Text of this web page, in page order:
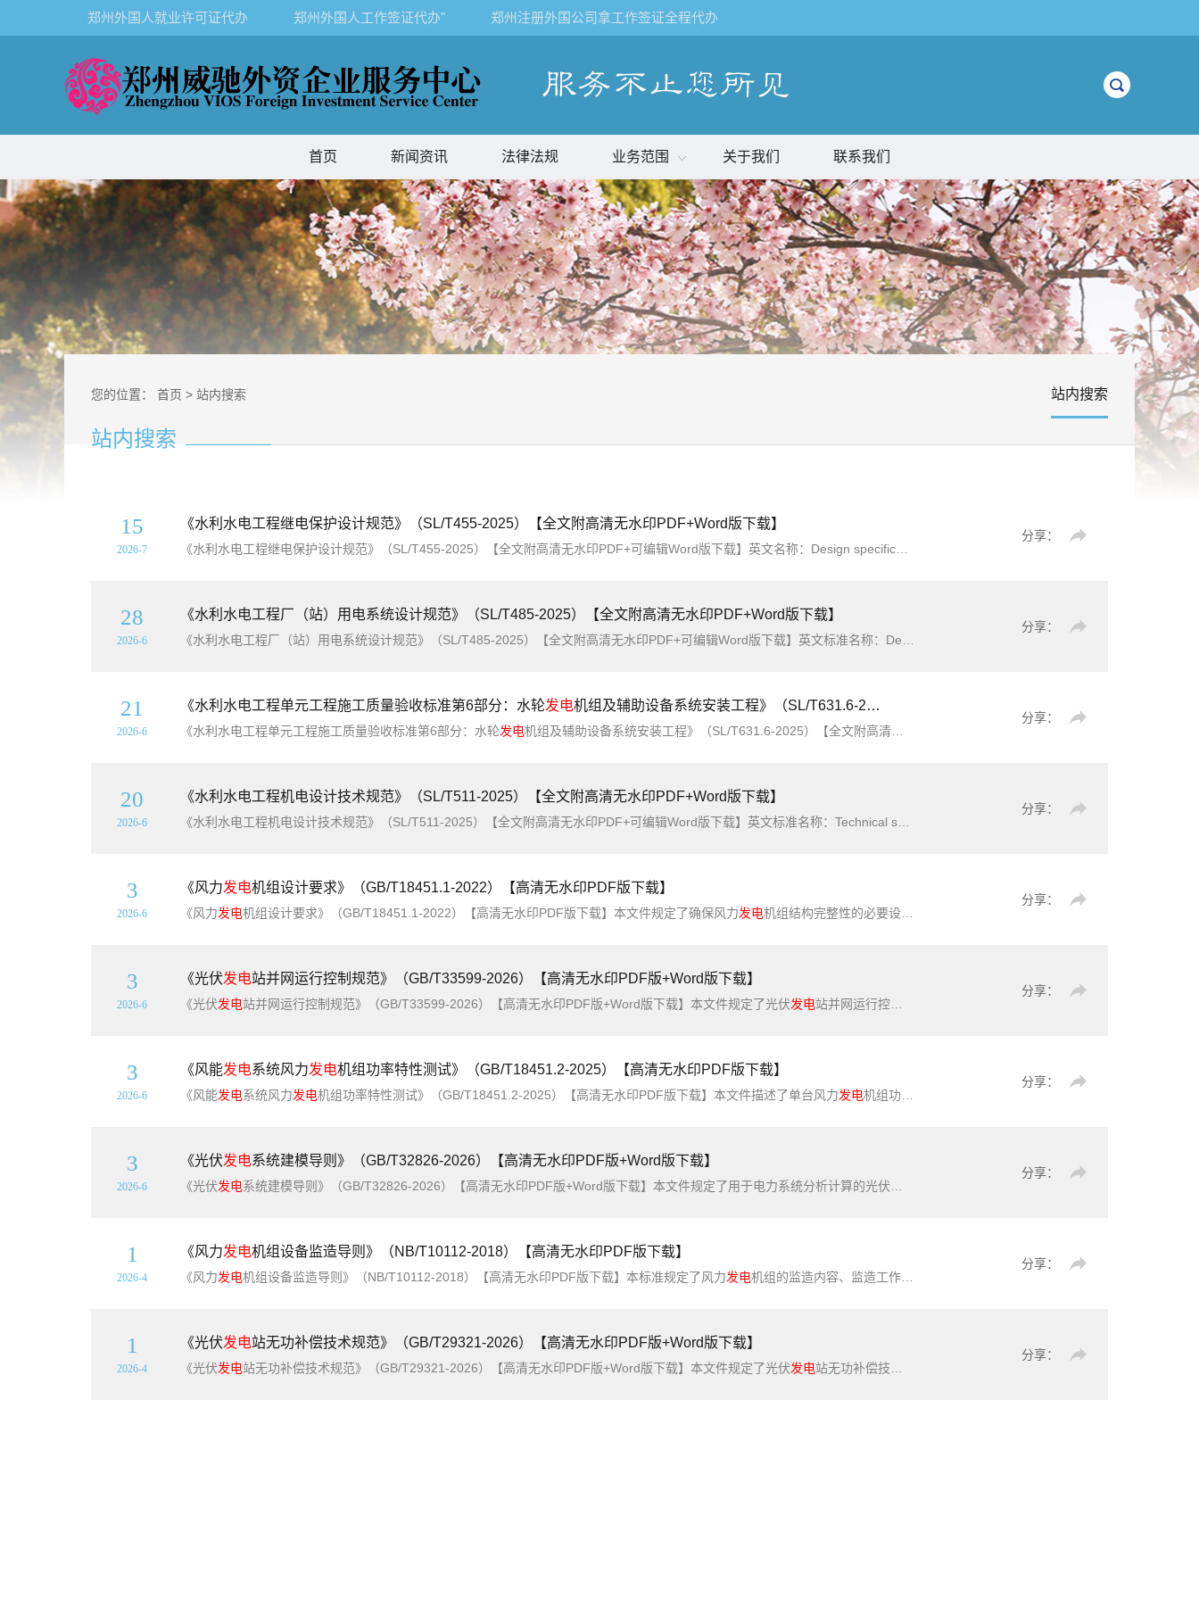
郑州外国人就业许可证代办 郑州外国人工作签证代办" 郑州注册外国公司拿工作签证全程代办
首页 新闻资讯 法律法规 业务范围 关于我们 联系我们
您的位置： 首页 > 站内搜索 站内搜索
站内搜索
15
2026-7
《水利水电工程继电保护设计规范》（SL/T455-2025）【全文附高清无水印PDF+Word版下载】
分享：
28
2026-6
《水利水电工程厂（站）用电系统设计规范》（SL/T485-2025）【全文附高清无水印PDF+Word版下载】
分享：
21
2026-6
《水利水电工程单元工程施工质量验收标准第6部分：水轮发电机组及辅助设备系统安装工程》（SL/T631.6-2025）【全文附高清无水印PDF+可编辑Word版下载】
《水利水电工程单元工程施工质量验收标准第6部分：水轮发电机组及辅助设备系统安装工程》（SL/T631.6-2025）【全文附高清无水印PDF+可编辑Word版下载】英文标准名称：Acceptance standard for the construction quality of seperated item proj
分享：
20
2026-6
《水利水电工程机电设计技术规范》（SL/T511-2025）【全文附高清无水印PDF+Word版下载】
分享：
3
2026-6
《风力发电机组设计要求》（GB/T18451.1-2022）【高清无水印PDF版下载】
《风力发电机组设计要求》（GB/T18451.1-2022）【高清无水印PDF版下载】本文件规定了确保风力发电机组结构完整性的必要设计要求。其目的是在风力
分享：
3
2026-6
《光伏发电站并网运行控制规范》（GB/T33599-2026）【高清无水印PDF版+Word版下载】
《光伏发电站并网运行控制规范》（GB/T33599-2026）【高清无水印PDF版+Word版下载】本文件规定了光伏发电站并网运行控制的基本要求、运行管理、功率预测、
分享：
3
2026-6
《风能发电系统风力发电机组功率特性测试》（GB/T18451.2-2025）【高清无水印PDF版下载】
《风能发电系统风力发电机组功率特性测试》（GB/T18451.2-2025）【高清无水印PDF版下载】本文件描述了单台风力发电机组功率特性的测试方法，适用于所有类型和大小的并网型风力
分享：
3
2026-6
《光伏发电系统建模导则》（GB/T32826-2026）【高清无水印PDF版+Word版下载】
《光伏发电系统建模导则》（GB/T32826-2026）【高清无水印PDF版+Word版下载】本文件规定了用于电力系统分析计算的光伏
分享：
1
2026-4
《风力发电机组设备监造导则》（NB/T10112-2018）【高清无水印PDF版下载】
《风力发电机组设备监造导则》（NB/T10112-2018）【高清无水印PDF版下载】本标准规定了风力发电机组的监造内容、监造工作模式和见证方式。本标准适用于陆上风力
分享：
1
2026-4
《光伏发电站无功补偿技术规范》（GB/T29321-2026）【高清无水印PDF版+Word版下载】
《光伏发电站无功补偿技术规范》（GB/T29321-2026）【高清无水印PDF版+Word版下载】本文件规定了光伏发电站无功补偿技术的总体要求 ,无功容量及配置 、电压调节 、无功电压控制系统的要求 ,描述了对应的证实方法 。本文件适用于通过10kV以上电压等级并网的新建或改(扩) 建光伏
分享：